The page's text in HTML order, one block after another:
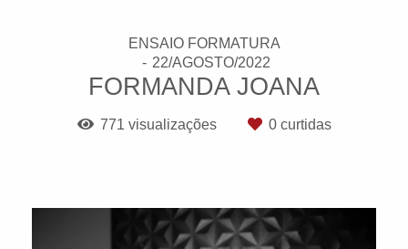
ENSAIO FORMATURA
22/AGOSTO/2022
FORMANDA JOANA
771 visualizações 0curtidas